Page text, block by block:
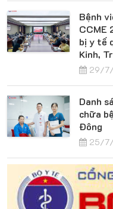
Bệnh
CCME
bị y tế
Kinh,
29/
Danh
chữa
Đông
25/